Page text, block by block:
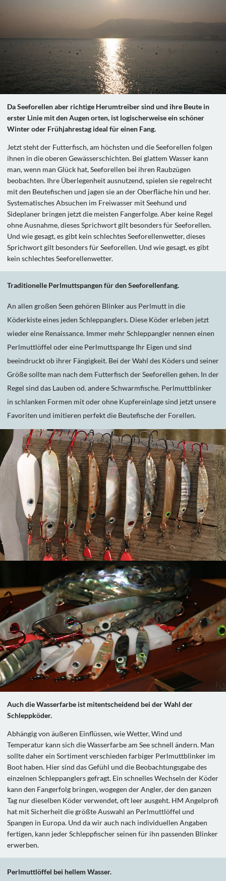
Da Seeforellen aber richtige Herumtreiber sind und ihre Beute in
erster Linie mit den Augen orten, ist logischerweise ein schöner
Winter oder Frühjahrestag ideal für einen Fang.
Jetzt steht der Futterfisch, am höchsten und die Seeforellen folgen
ihnen in die oberen Gewässerschichten. Bei glattem Wasser kann
man, wenn man Glück hat, Seeforellen bei ihren Raubzügen
beobachten. Ihre Überlegenheit ausnutzend, spielen sie regelrecht
mit den Beutefischen und jagen sie an der Oberfläche hin und her.
Systematisches Absuchen im Freiwasser mit Seehund und
Sideplaner bringen jetzt die meisten Fangerfolge. Aber keine Regel
ohne Ausnahme, dieses Sprichwort gilt besonders für Seeforellen.
Und wie gesagt, es gibt kein schlechtes Seeforellenwetter, dieses
Sprichwort gilt besonders für Seeforellen. Und wie gesagt, es gibt
kein schlechtes Seeforellenwetter.
Traditionelle Perlmuttspangen für den Seeforellenfang.
An allen großen Seen gehören Blinker aus Perlmutt in die
Köderkiste eines jeden Schleppanglers. Diese Köder erleben jetzt
wieder eine Renaissance. Immer mehr Schleppangler nennen einen
Perlmuttlöffel oder eine Perlmuttspange Ihr Eigen und sind
beeindruckt ob ihrer Fängigkeit. Bei der Wahl des Köders und seiner
Größe sollte man nach dem Futterfisch der Seeforellen gehen. In der
Regel sind das Lauben od. andere Schwarmfische. Perlmuttblinker
in schlanken Formen mit oder ohne Kupfereinlage sind jetzt unsere
Favoriten und imitieren perfekt die Beutefische der Forellen.
Auch die Wasserfarbe ist mitentscheidend bei der Wahl der
Schleppköder.
Abhängig von äußeren Einflüssen, wie Wetter, Wind und
Temperatur kann sich die Wasserfarbe am See schnell ändern. Man
sollte daher ein Sortiment verschieden farbiger Perlmuttblinker im
Boot haben. Hier sind das Gefühl und die Beobachtungsgabe des
einzelnen Schleppanglers gefragt. Ein schnelles Wechseln der Köder
kann den Fangerfolg bringen, wogegen der Angler, der den ganzen
Tag nur dieselben Köder verwendet, oft leer ausgeht. HM Angelprofi
hat mit Sicherheit die größte Auswahl an Perlmuttlöffel und
Spangen in Europa. Und da wir auch nach individuellen Angaben
fertigen, kann jeder Schleppfischer seinen für ihn passenden Blinker
erwerben.
Perlmuttlöffel bei hellem Wasser.